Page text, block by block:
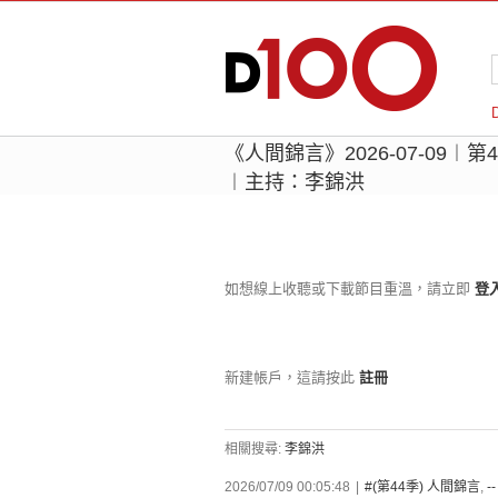
《人間錦言》2026-07-09︱
︱主持：李錦洪
如想線上收聽或下載節目重溫，請立即 登
新建帳戶，這請按此 註冊
相關搜尋: 李錦洪
2026/07/09 00:05:48 #(第44季) 人間錦言,